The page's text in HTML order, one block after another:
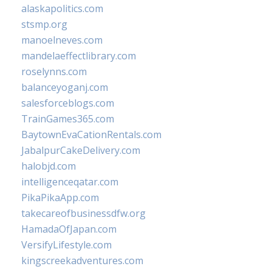
alaskapolitics.com
stsmp.org
manoelneves.com
mandelaeffectlibrary.com
roselynns.com
balanceyoganj.com
salesforceblogs.com
TrainGames365.com
BaytownEvaCationRentals.com
JabalpurCakeDelivery.com
halobjd.com
intelligenceqatar.com
PikaPikaApp.com
takecareofbusinessdfw.org
HamadaOfJapan.com
VersifyLifestyle.com
kingscreekadventures.com